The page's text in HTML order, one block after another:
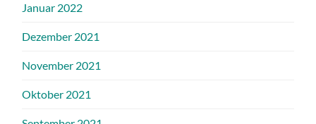
Januar 2022
Dezember 2021
November 2021
Oktober 2021